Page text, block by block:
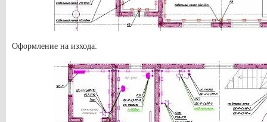
Оформление на изхода: